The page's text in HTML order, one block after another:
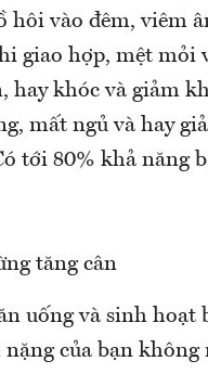
hôi vào đêm, viêm
giao hợp, mệt mỏi
hay khóc và giảm
mất ngủ và hay
tới 80% khả năng
tăng cân
uống và sinh hoạt
nặng của bạn không